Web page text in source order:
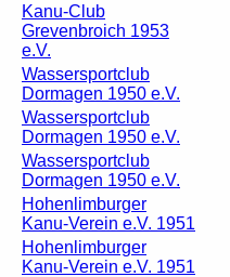
Kanu-Club
Grevenbroich 1953
e.V.
Wassersportclub
Dormagen 1950 e.V.
Wassersportclub
Dormagen 1950 e.V.
Wassersportclub
Dormagen 1950 e.V.
Hohenlimburger
Kanu-Verein e.V. 1951
Hohenlimburger
Kanu-Verein e.V. 1951